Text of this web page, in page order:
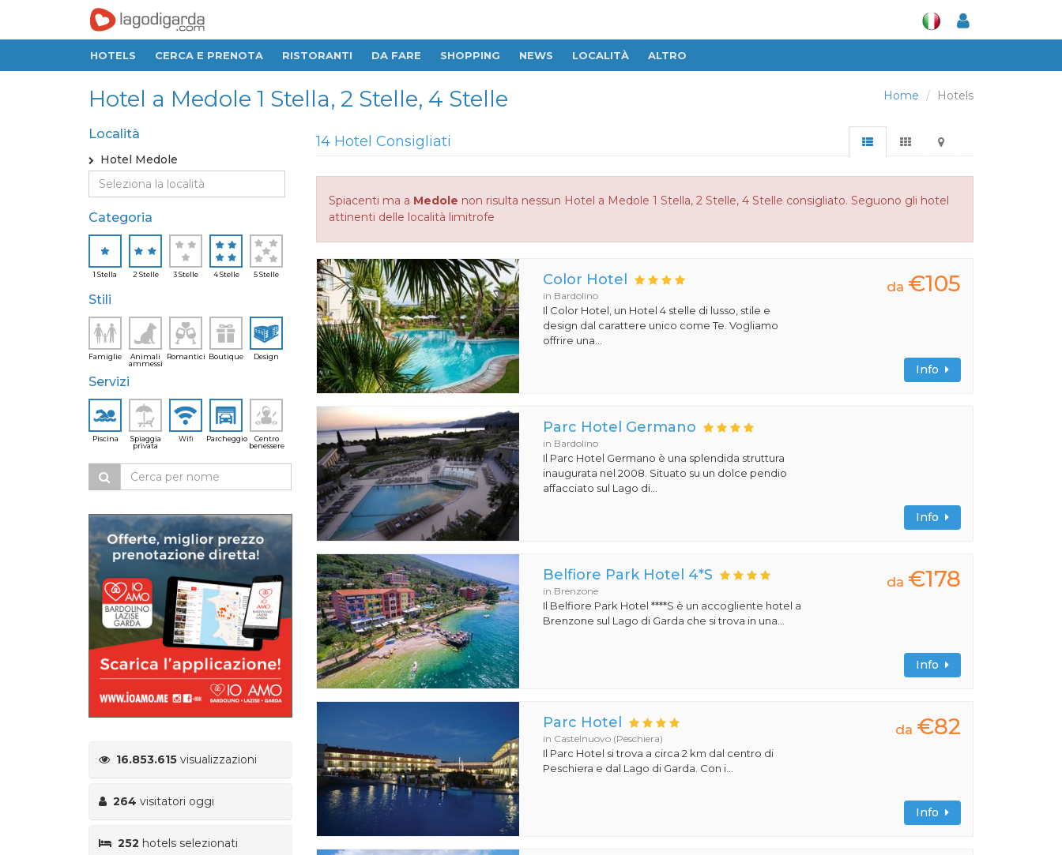
HOTELS CERCA E PRENOTA RISTORANTI DA FARE SHOPPING NEWS LOCALITÀ ALTRO
Home Hotels
Hotel a Medole 1 Stella, 2 Stelle, 4 Stelle
Località
Hotel Medole
Categoria
1 Stella 2 Stelle 3 Stelle 4 Stelle 5 Stelle
Stili
Famiglie
Animali
ammessi
Romantici Boutique Design
Servizi
Piscina
Spiaggia
privata
Wifi Parcheggio
Centro
benessere
16.853.615 visualizzazioni
264 visitatori oggi
252 hotels selezionati
14 Hotel Consigliati
Spiacenti ma a Medole non risulta nessun Hotel a Medole 1 Stella, 2 Stelle, 4 Stelle consigliato. Seguono gli hotel
attinenti delle località limitrofe
Color Hotel
in Bardolino
Il Color Hotel, un Hotel 4 stelle di lusso, stile e
design dal carattere unico come Te. Vogliamo
offrire una...
da €105
Info
Parc Hotel Germano
in Bardolino
Il Parc Hotel Germano è una splendida struttura
inaugurata nel 2008. Situato su un dolce pendio
affacciato sul Lago di...
Info
Belfiore Park Hotel 4*S
in Brenzone
Il Belfiore Park Hotel ****S è un accogliente hotel a
Brenzone sul Lago di Garda che si trova in una...
da €178
Info
Parc Hotel
in Castelnuovo (Peschiera)
Il Parc Hotel si trova a circa 2 km dal centro di
Peschiera e dal Lago di Garda. Con i...
da €82
Info